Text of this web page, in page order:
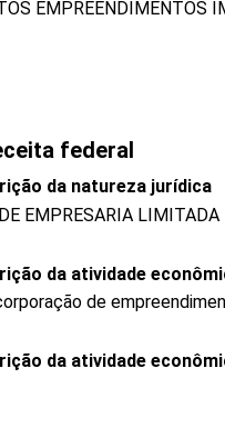
EMPREENDIMENTOS
federal
da natureza jurídica
EMPRESARIA LIMITADA
da atividade
de
da atividade